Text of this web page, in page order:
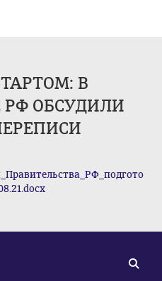
В
РФ ОБСУДИЛИ